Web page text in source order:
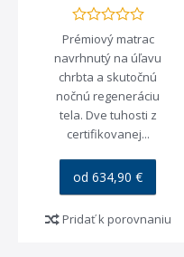
Prémiový matrac
navrhnutý na úľavu
chrbta a skutočnú
nočnú regeneráciu
tela. Dve tuhosti z
certifikovanej...
od 634,90 €
Pridať k porovnaniu